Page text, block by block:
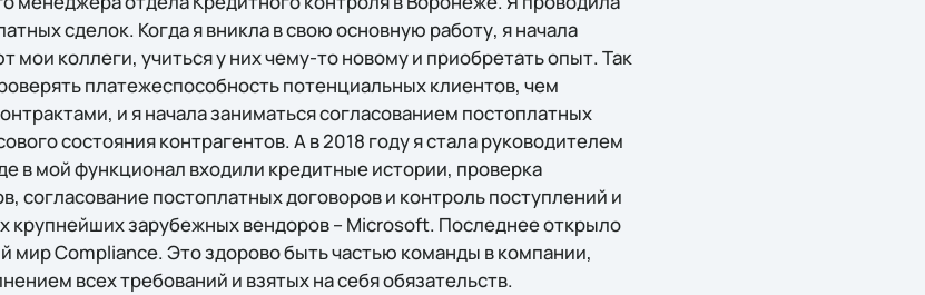
сделок. Когда я вникла в свою основную работу, я начала
мои коллеги, учиться у них чему-то новому и приобретать опыт. Так
платежеспособность потенциальных клиентов, чем
и я начала заниматься согласованием постоплатных
состояния контрагентов. А в 2018 году я стала руководителем
в мой функционал входили кредитные истории, проверка
согласование постоплатных договоров и контроль поступлений и
крупнейших зарубежных вендоров – Microsoft. Последнее открыло
мир Compliance. Это здорово быть частью команды в компании,
всех требований и взятых на себя обязательств.